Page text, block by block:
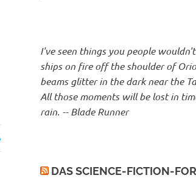
I've seen things you people
ships on fire off the shoulder of
beams glitter in the dark near the
All those moments will be lost in
rain. -- Blade Runner
DAS SCIENCE-FICTION-